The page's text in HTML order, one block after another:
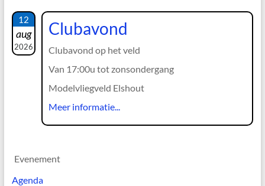
12
aug
2026
Clubavond
Clubavond op het veld
Van 17:00u tot zonsondergang
Modelvliegveld Elshout
Meer informatie...
Evenement
Agenda